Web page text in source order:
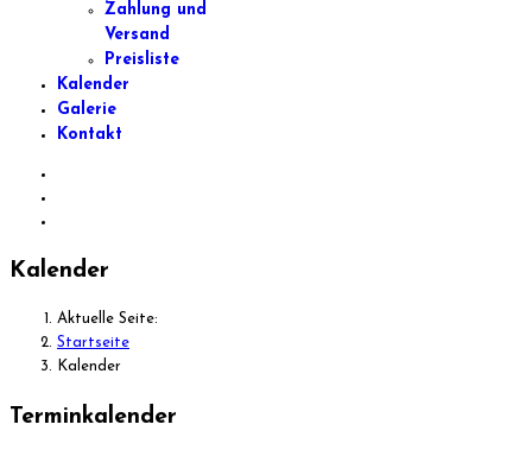
Zahlung und
Versand
Preisliste
Kalender
Galerie
Kontakt
Kalender
Aktuelle Seite:
Startseite
Kalender
Terminkalender